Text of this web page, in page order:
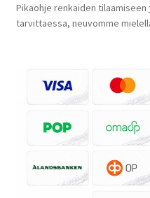
Pikaohje renkaiden tilaamiseen
tarvittaessa, neuvomme